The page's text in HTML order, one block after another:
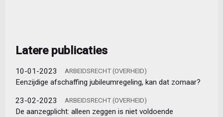
Latere publicaties
10-01-2023 ARBEIDSRECHT (OVERHEID)
Eenzijdige afschaffing jubileumregeling, kan dat zomaar?
23-02-2023 ARBEIDSRECHT (OVERHEID)
De aanzegplicht: alleen zeggen is niet voldoende